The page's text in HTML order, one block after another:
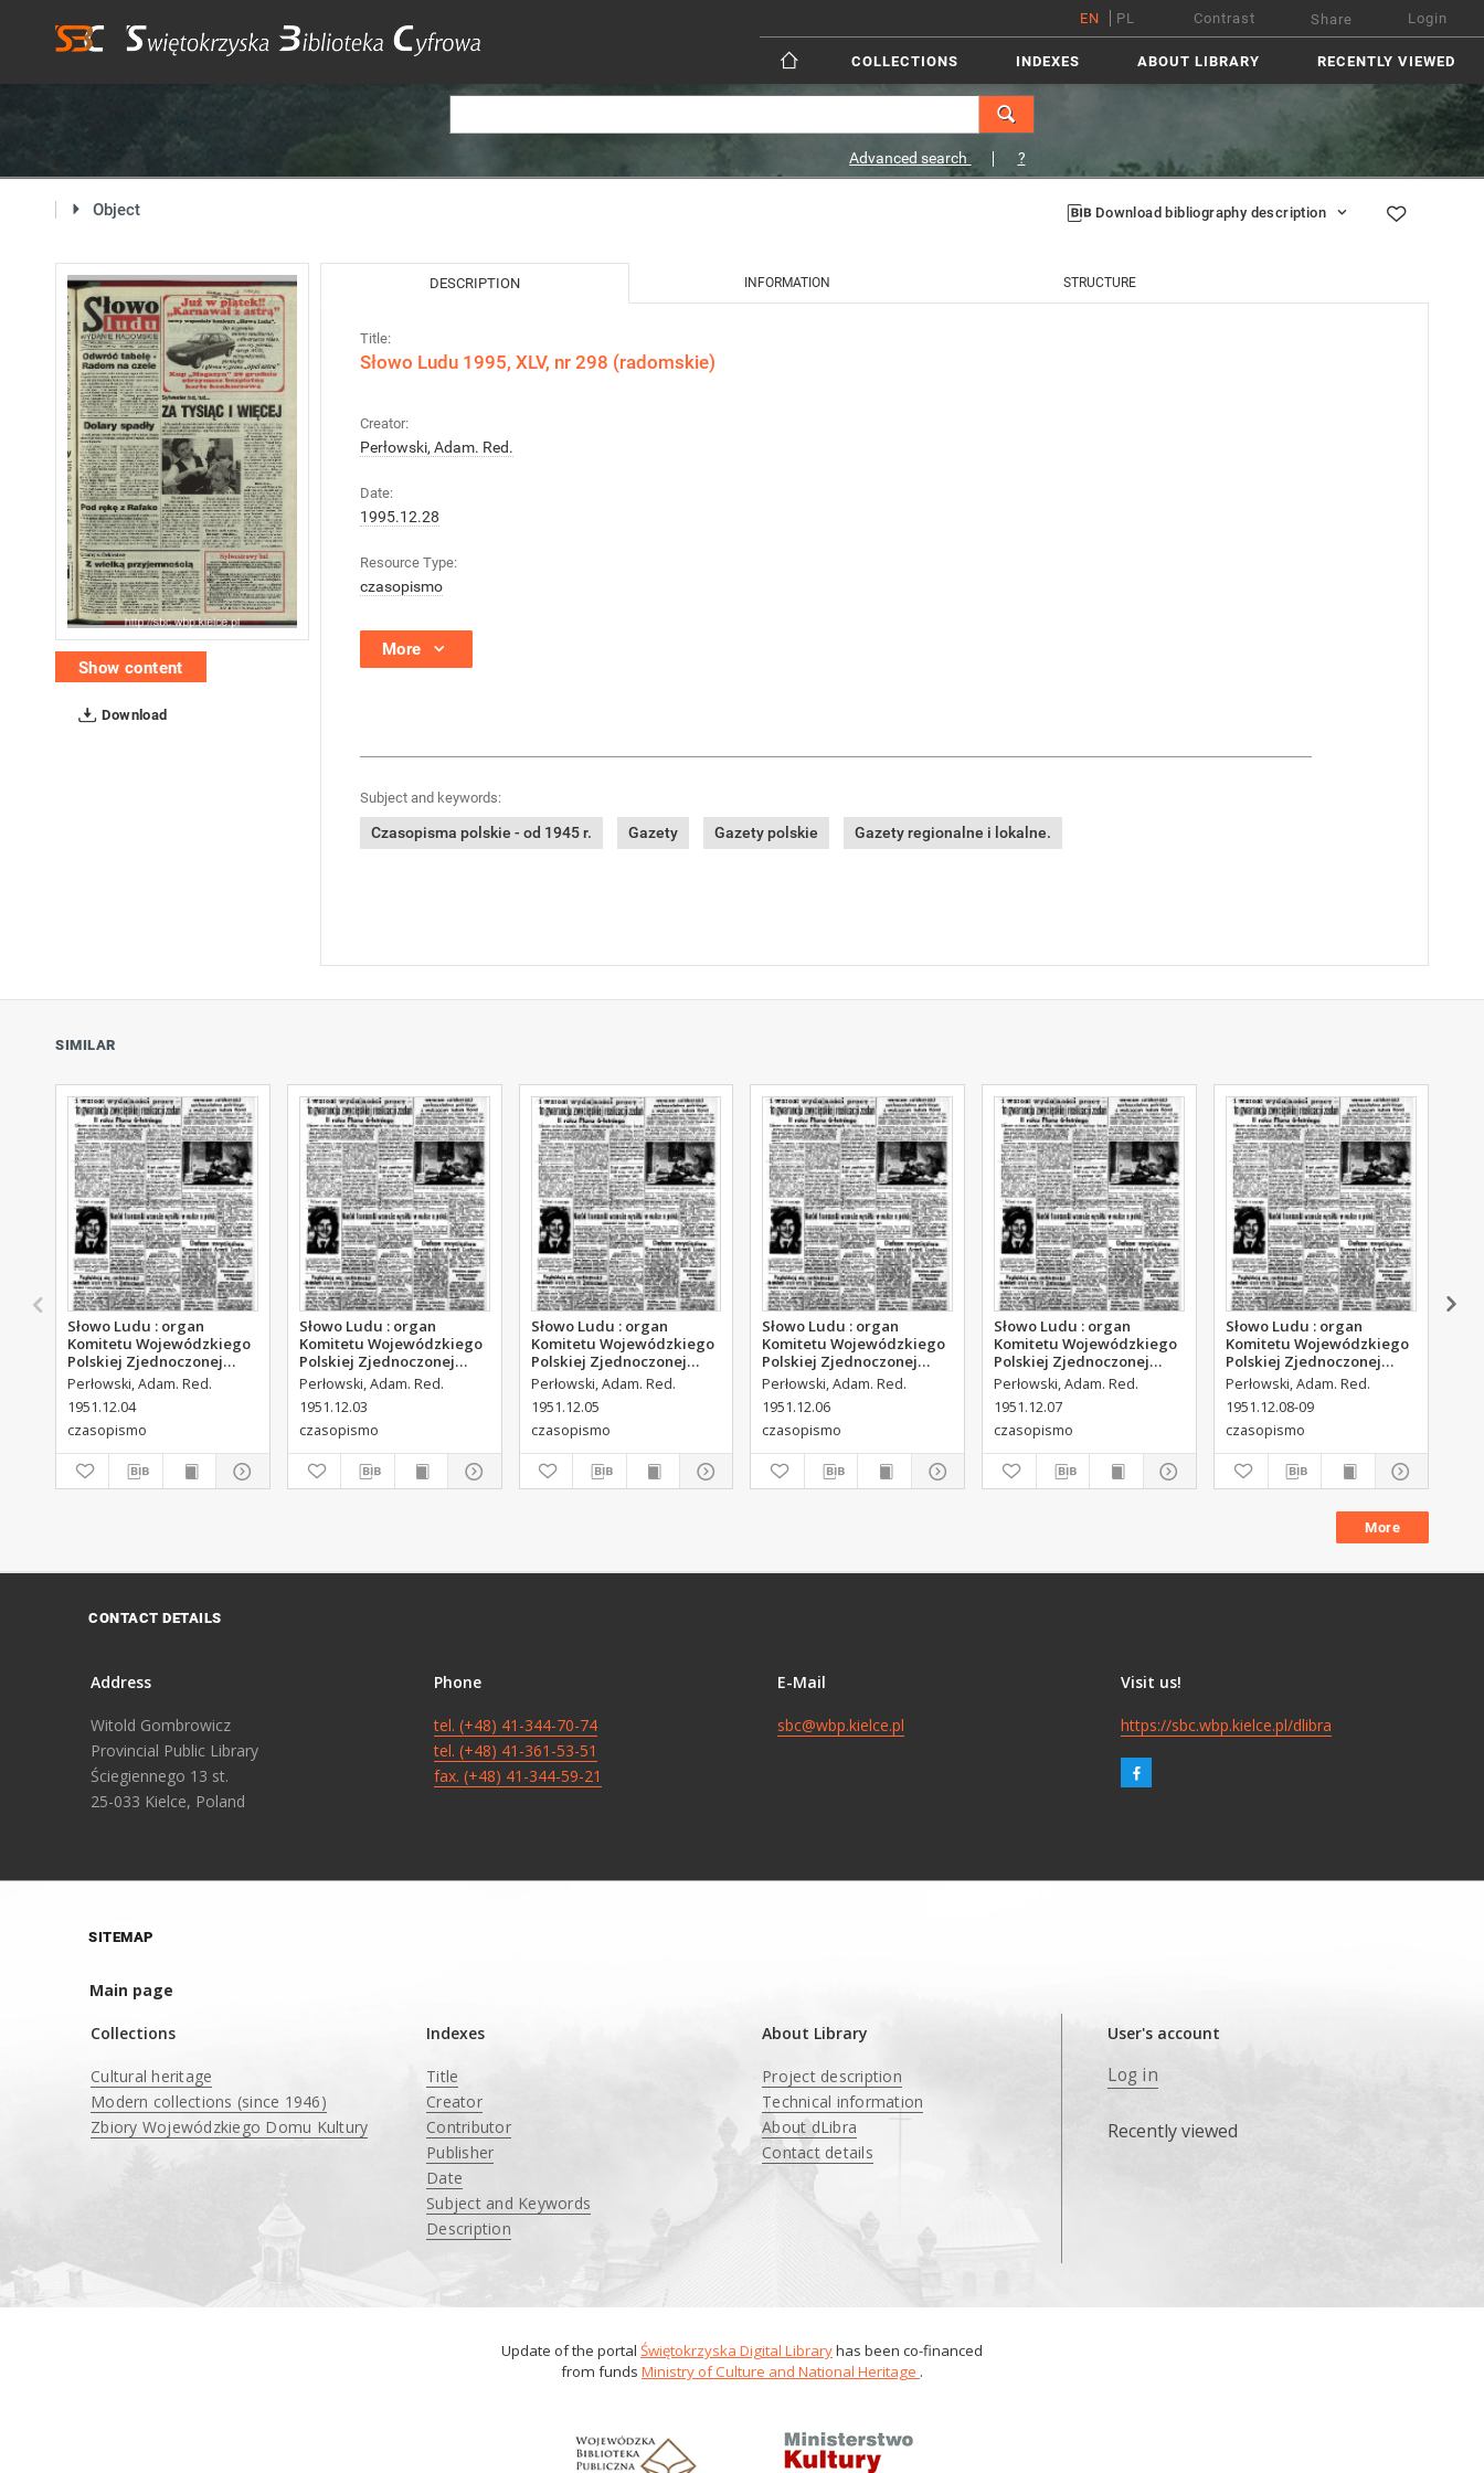
EN PL Contrast Share Login
COLLECTIONS INDEXES ABOUT LIBRARY RECENTLY VIEWED
Advanced search ?
Object Download bibliography description
Show content
Download
DESCRIPTION INFORMATION STRUCTURE
Title:
Słowo Ludu 1995, XLV, nr 298 (radomskie)
Creator:
Perłowski, Adam. Red.
Date:
1995.12.28
Resource Type:
czasopismo
More
Subject and keywords:
Czasopisma polskie - od 1945 r. Gazety Gazety polskie Gazety regionalne i lokalne.
SIMILAR
Słowo Ludu : organ
Komitetu Wojewódzkiego
Polskiej Zjednoczonej
Partii Robotniczej, 1951,
R.3, nr 313
Perłowski, Adam. Red.
1951.12.04
czasopismo
Słowo Ludu : organ
Komitetu Wojewódzkiego
Polskiej Zjednoczonej
Partii Robotniczej, 1951,
R.3, nr 312
Perłowski, Adam. Red.
1951.12.03
czasopismo
Słowo Ludu : organ
Komitetu Wojewódzkiego
Polskiej Zjednoczonej
Partii Robotniczej, 1951,
R.3, nr 314
Perłowski, Adam. Red.
1951.12.05
czasopismo
Słowo Ludu : organ
Komitetu Wojewódzkiego
Polskiej Zjednoczonej
Partii Robotniczej, 1951,
R.3, nr 315
Perłowski, Adam. Red.
1951.12.06
czasopismo
Słowo Ludu : organ
Komitetu Wojewódzkiego
Polskiej Zjednoczonej
Partii Robotniczej, 1951,
R.3, nr 316
Perłowski, Adam. Red.
1951.12.07
czasopismo
Słowo Ludu : organ
Komitetu Wojewódzkiego
Polskiej Zjednoczonej
Partii Robotniczej, 1951,
R.3, nr 317
Perłowski, Adam. Red.
1951.12.08-09
czasopismo
More
CONTACT DETAILS
Address
Witold Gombrowicz
Provincial Public Library
Ściegiennego 13 st.
25-033 Kielce, Poland
Phone
tel. (+48) 41-344-70-74
tel. (+48) 41-361-53-51
fax. (+48) 41-344-59-21
E-Mail
sbc@wbp.kielce.pl
Visit us!
https://sbc.wbp.kielce.pl/dlibra
SITEMAP
Main page
Collections
Cultural heritage
Modern collections (since 1946)
Zbiory Wojewódzkiego Domu Kultury
Indexes
Title
Creator
Contributor
Publisher
Date
Subject and Keywords
Description
About Library
Project description
Technical information
About dLibra
Contact details
User's account
Log in
Recently viewed
Update of the portal Świętokrzyska Digital Libraryhas been co-financed
from funds Ministry of Culture and National Heritage .